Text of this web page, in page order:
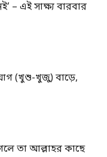
– এই সাক্ষ্য বারবার
(খুশু-খুজু) বাড়ে,
তা আল্লাহর কাছে